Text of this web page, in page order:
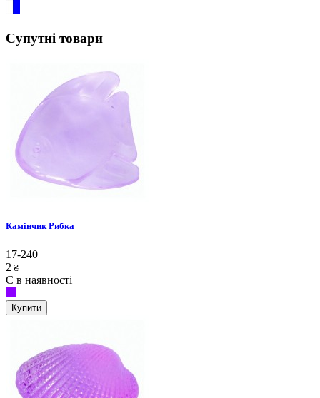
Супутні товари
Камінчик Рибка
17-240
2 ₴
Є в наявності
Купити